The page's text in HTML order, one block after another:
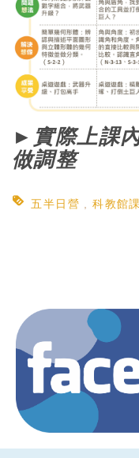
►實際上課
做調整
五半日營 科教館